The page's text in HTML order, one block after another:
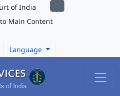
of India
Main Content
Language